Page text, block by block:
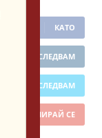
КАТО
ПОСЛЕДВАМ
ПОСЛЕДВАМ
АБОНИРАЙ СЕ